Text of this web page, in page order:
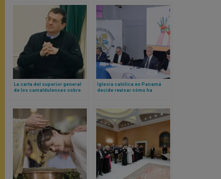
La carta del superior general
de los camaldulenses sobre
debería (por lo menos) leer
Iglesia católica en Panamá
decide revisar cómo ha